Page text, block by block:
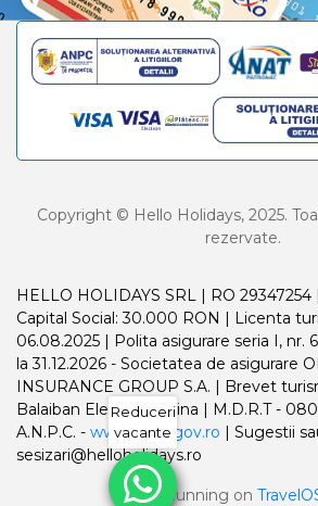
Copyright © Hello Holidays, 2025.
rezervate.
HELLO HOLIDAYS SRL | RO 29347254
Capital Social: 30.000 RON | Licenta
06.08.2025 | Polita asigurare seria I, nr.
la 31.12.2026 - Societatea de asigurare
INSURANCE GROUP S.A. | Brevet
Balaiban Elena Madalina | M.D.R.T -
A.N.P.C. - www.anpc.gov.ro | Sugestii
sesizari@helloholidays.ro
Running on
Reduceri
vacante